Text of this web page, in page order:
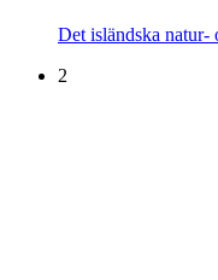
Det isländska
2